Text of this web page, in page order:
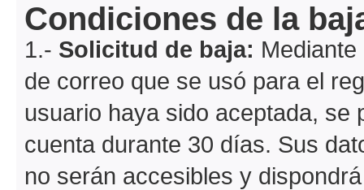
Condiciones de la
1.- Solicitud de baja:
de correo que se usó para el
usuario haya sido aceptada, se
cuenta durante 30 días. Sus
no serán accesibles y